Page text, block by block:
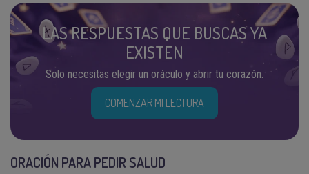
LAS RESPUESTAS QUE BUSCAS YA
EXISTEN
Solo necesitas elegir un oráculo y abrir tu corazón.
COMENZAR MI LECTURA
ORACIÓN PARA PEDIR SALUD